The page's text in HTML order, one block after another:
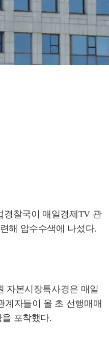
경찰국이 매일경제TV 관
해 압수수색에 나섰다.
자본시장특사경은 매일
계자들이 올 초 선행매매
포착했다.